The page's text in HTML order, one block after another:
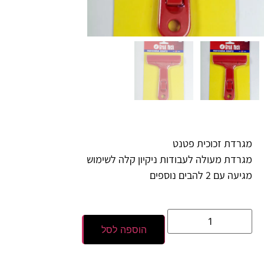
מגרדת זכוכית פטנט
מגרדת מעולה לעבודות ניקיון קלה לשימוש
מגיעה עם 2 להבים נוספים
הוספה לסל